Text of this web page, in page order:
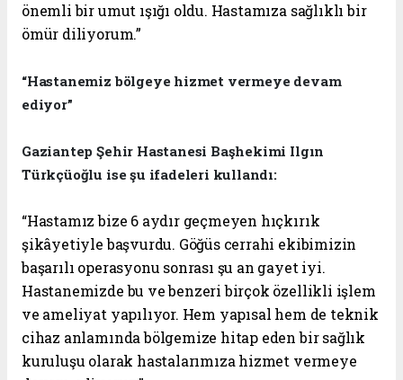
önemli bir umut ışığı oldu. Hastamıza sağlıklı bir
ömür diliyorum.”
“Hastanemiz bölgeye hizmet vermeye devam
ediyor”
Gaziantep Şehir Hastanesi Başhekimi Ilgın
Türkçüoğlu ise şu ifadeleri kullandı:
“Hastamız bize 6 aydır geçmeyen hıçkırık
şikâyetiyle başvurdu. Göğüs cerrahi ekibimizin
başarılı operasyonu sonrası şu an gayet iyi.
Hastanemizde bu ve benzeri birçok özellikli işlem
ve ameliyat yapılıyor. Hem yapısal hem de teknik
cihaz anlamında bölgemize hitap eden bir sağlık
kuruluşu olarak hastalarımıza hizmet vermeye